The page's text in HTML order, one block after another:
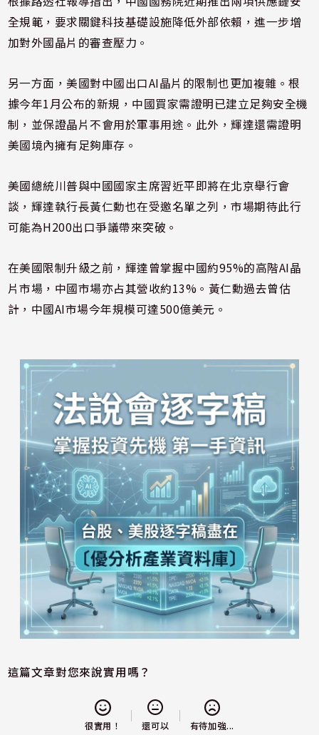
全規範，要求關鍵科技基礎設施降低外部依賴，進一步增
加對外國晶片的審查壓力。
另一方面，美國對中國出口AI晶片的限制也更加複雜。根
據今年1月公布的新規，中國買家需證明已建立足夠安全機
制，並保證晶片不會用於軍事用途。此外，輝達還需證明
美國境內擁有足夠庫存。
美國總統川普與中國國家主席習近平即將在北京舉行會
談，輝達執行長黃仁勳也在受邀名單之列，市場期待此行
可能為H200出口爭議帶來突破。
在美國限制升級之前，輝達曾掌握中國約95%的高階AI晶
片市場，中國市場亦占其營收約13%。黃仁勳過去曾估
計，中國AI市場今年規模可達500億美元。
這篇文章對您來說實用嗎？
很實用！ 還可以 有待加強...